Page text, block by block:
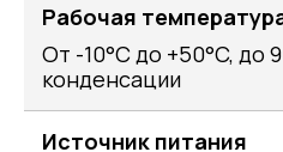
Рабочая
От -10°C до +50°C, до
конденсации
Источник питания